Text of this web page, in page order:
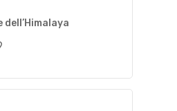
dell’Himalaya